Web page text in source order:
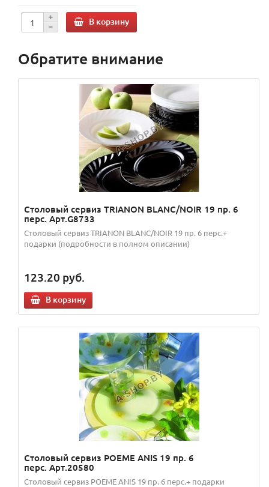
В корзину
Обратите внимание
Столовый сервиз TRIANON BLANC/NOIR 19 пр. 6
перс. Арт.G8733
Столовый сервиз TRIANON BLANC/NOIR 19 пр. 6 перс.+
подарки (подробности в полном описании)
123.20 руб.
В корзину
Столовый сервиз POEME ANIS 19 пр. 6
перс. Арт.20580
Столовый сервиз POEME ANIS 19 пр. 6 перс.+ подарки